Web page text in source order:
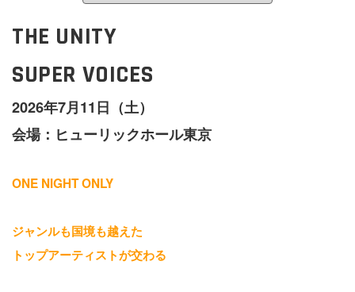
THE UNITY
SUPER VOICES
2026年7月11日（土）
会場：ヒューリックホール東京
ONE NIGHT ONLY
ジャンルも国境も越えた
トップアーティストが交わる